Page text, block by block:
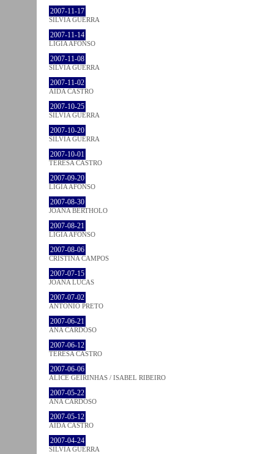
2007-11-17
SÍLVIA GUERRA
2007-11-14
LÍGIA AFONSO
2007-11-08
SÍLVIA GUERRA
2007-11-02
AIDA CASTRO
2007-10-25
SÍLVIA GUERRA
2007-10-20
SÍLVIA GUERRA
2007-10-01
TERESA CASTRO
2007-09-20
LÍGIA AFONSO
2007-08-30
JOANA BÉRTHOLO
2007-08-21
LÍGIA AFONSO
2007-08-06
CRISTINA CAMPOS
2007-07-15
JOANA LUCAS
2007-07-02
ANTÓNIO PRETO
2007-06-21
ANA CARDOSO
2007-06-12
TERESA CASTRO
2007-06-06
ALICE GEIRINHAS / ISABEL RIBEIRO
2007-05-22
ANA CARDOSO
2007-05-12
AIDA CASTRO
2007-04-24
SÍLVIA GUERRA